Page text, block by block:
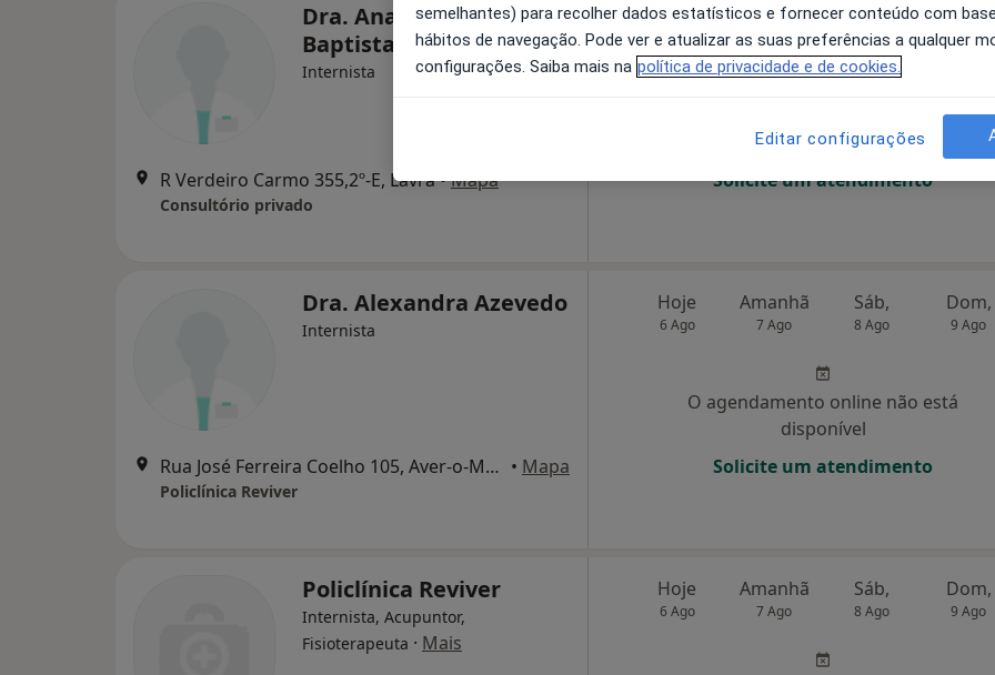
Dra. Ana M R Meireles
Baptista
Internista
R Verdeiro Carmo 355,2º-E, Lavra•Mapa
Consultório privado
Hoje
6 Ago
Amanhã
7 Ago
Sáb,
8 Ago
Dom,
9 Ago
O agendamento online não está
disponível
Solicite um atendimento
Dra. Alexandra Azevedo
Internista
Rua José Ferreira Coelho 105, Aver-o-Mar, Póvoa de Varzim • Mapa
Policlínica Reviver
Hoje
6 Ago
Amanhã
7 Ago
Sáb,
8 Ago
Dom,
9 Ago
O agendamento online não está
disponível
Solicite um atendimento
Policlínica Reviver
Internista, Acupuntor,
Fisioterapeuta · Mais
Hoje
6 Ago
Amanhã
7 Ago
Sáb,
8 Ago
Dom,
9 Ago
semelhantes) para recolher dados estatísticos e fornecer conteúdo com
hábitos de navegação. Pode ver e atualizar as suas preferências a qualquer
configurações. Saiba mais na política de privacidade e de cookies.
Editar configurações